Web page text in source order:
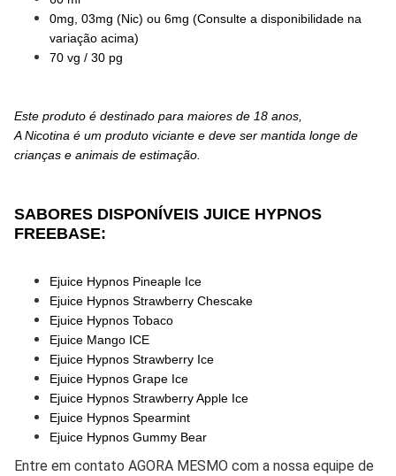
0mg, 03mg (Nic) ou 6mg (Consulte a disponibilidade na
variação acima)
70 vg / 30 pg
Este produto é destinado para maiores de 18 anos,
A Nicotina é um produto viciante e deve ser mantida longe de
crianças e animais de estimação.
SABORES DISPONÍVEIS JUICE HYPNOS
FREEBASE:
Ejuice Hypnos Pineaple Ice
Ejuice Hypnos Strawberry Chescake
Ejuice Hypnos Tobaco
Ejuice Mango ICE
Ejuice Hypnos Strawberry Ice
Ejuice Hypnos Grape Ice
Ejuice Hypnos Strawberry Apple Ice
Ejuice Hypnos Spearmint
Ejuice Hypnos Gummy Bear
Entre em contato AGORA MESMO com a nossa equipe de